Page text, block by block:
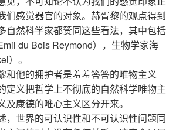
们感觉器官的对象。赫胥黎的观点得到
自然科学家都赞同这些看法，其中包括
du Bois Reymond），生物学家海
）。
和他的拥护者是羞羞答答的唯物主义
定义把哲学上不彻底的自然科学唯物主
及康德的唯心主义区分开来。
，世界的可认识性和不可认识性问题同